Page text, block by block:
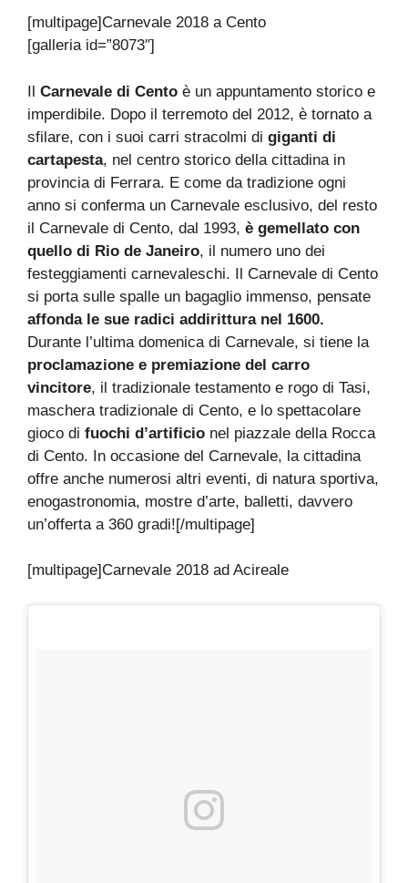
[multipage]Carnevale 2018 a Cento
[galleria id=”8073″]
Il Carnevale di Cento è un appuntamento storico e
imperdibile. Dopo il terremoto del 2012, è tornato a
sfilare, con i suoi carri stracolmi di giganti di
cartapesta, nel centro storico della cittadina in
provincia di Ferrara. E come da tradizione ogni
anno si conferma un Carnevale esclusivo, del resto
il Carnevale di Cento, dal 1993, è gemellato con
quello di Rio de Janeiro, il numero uno dei
festeggiamenti carnevaleschi. Il Carnevale di Cento
si porta sulle spalle un bagaglio immenso, pensate
affonda le sue radici addirittura nel 1600.
Durante l’ultima domenica di Carnevale, si tiene la
proclamazione e premiazione del carro
vincitore, il tradizionale testamento e rogo di Tasi,
maschera tradizionale di Cento, e lo spettacolare
gioco di fuochi d’artificio nel piazzale della Rocca
di Cento. In occasione del Carnevale, la cittadina
offre anche numerosi altri eventi, di natura sportiva,
enogastronomia, mostre d’arte, balletti, davvero
un’offerta a 360 gradi![/multipage]
[multipage]Carnevale 2018 ad Acireale